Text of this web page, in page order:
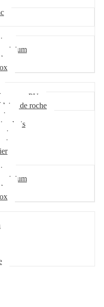
mousse PU
laine de roche
bois